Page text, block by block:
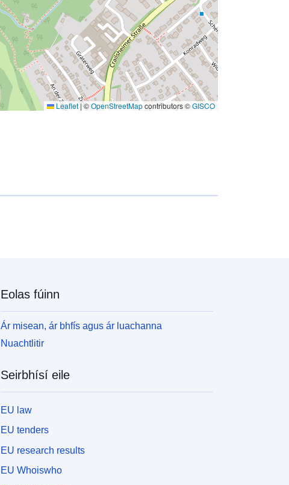
Leaflet |©OpenStreetMapcontributors ©GISCO
Eolas fúinn
Ár misean, ár bhfís agus ár luachanna
Nuachtlitir
Seirbhísí eile
EU law
EU tenders
EU research results
EU Whoiswho